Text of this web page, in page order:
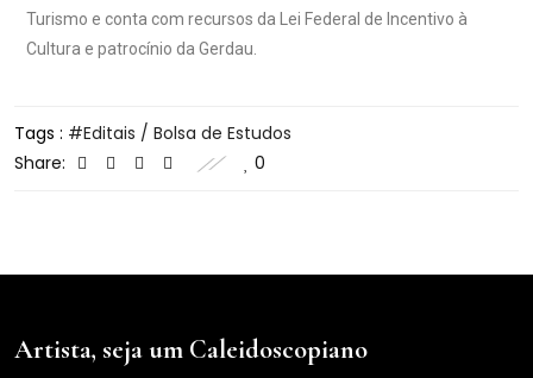
Turismo e conta com recursos da Lei Federal de Incentivo à
Cultura e patrocínio da Gerdau.
Tags :
Editais / Bolsa de Estudos
Share:
0
Artista, seja um Caleidoscopiano